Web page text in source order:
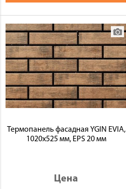
Термопанель фасадная YGIN EVIA,
1020х525 мм, EPS 20 мм
Цена